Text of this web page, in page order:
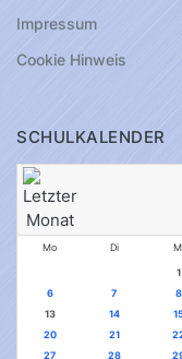
Impressum
Cookie Hinweis
SCHULKALENDER
Mo Di
1
6
7 8
13
14
20
21
27
28